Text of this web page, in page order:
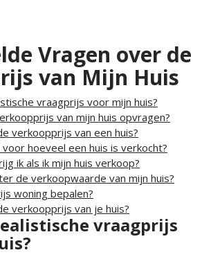
Vragen over de
van Mijn Huis
vraagprijs voor mijn huis?
van mijn huis opvragen?
verkoopprijs van een huis?
hoeveel een huis is verkocht?
ik als ik mijn huis verkoop?
de verkoopwaarde van mijn huis?
woning bepalen?
verkoopprijs van je huis?
vraagprijs